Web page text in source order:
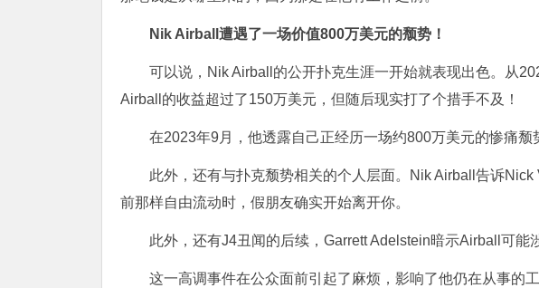
Nik Airball遭遇了一场价值800万美元的颓势！
可以说，Nik Airball的公开扑克生涯一开始就表现出色。从
Airball的收益超过了150万美元，但随后现实打了个措手不及！
在2023年9月，他透露自己正经历一场约800万美元的惨痛颓
此外，还有与扑克颓势相关的个人层面。Nik Airball告诉
前那样自由流动时，假朋友确实开始离开你。
此外，还有J4丑闻的后续，Garrett Adelstein暗示Airball可能
这一高调事件在公众面前引起了麻烦，影响了他仍在从事的工